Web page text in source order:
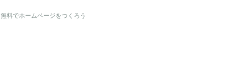
AmebaOwnd
無料でホームページをつくろう